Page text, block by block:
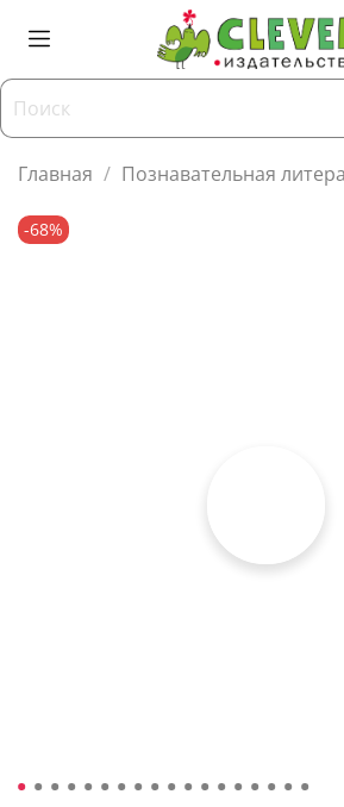
Главная Познавательная
-68%